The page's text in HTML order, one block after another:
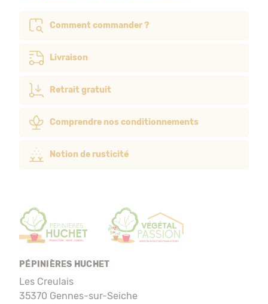
Comment commander ?
Livraison
Retrait gratuit
Comprendre nos conditionnements
Notion de rusticité
PÉPINIÈRES HUCHET
Les Creulais
35370 Gennes-sur-Seiche